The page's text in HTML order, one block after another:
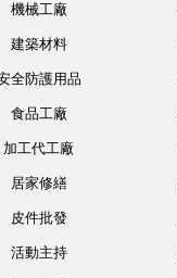
機械工廠
建築材料
全防護用品
食品工廠
加工代工廠
居家修繕
皮件批發
活動主持